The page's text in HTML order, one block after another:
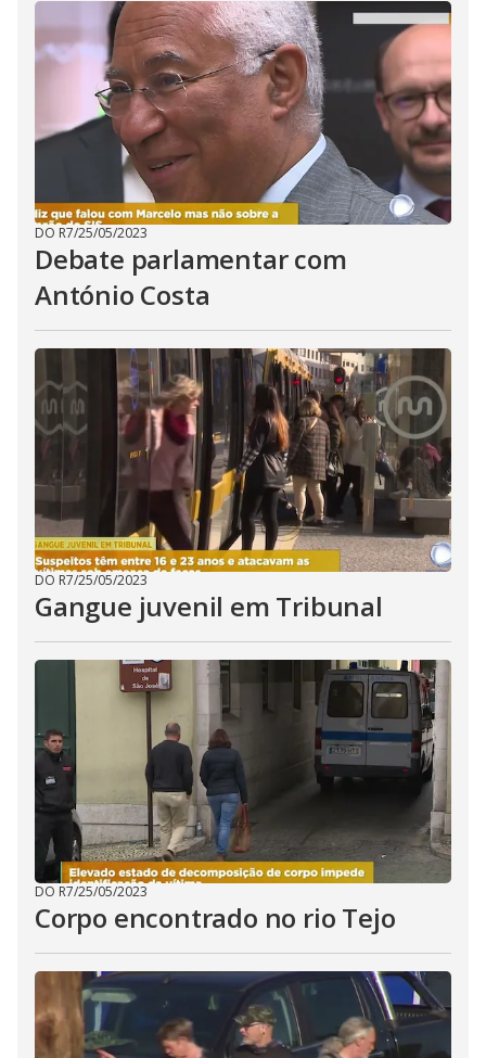
DO R7/25/05/2023
Debate parlamentar com
António Costa
DO R7/25/05/2023
Gangue juvenil em Tribunal
DO R7/25/05/2023
Corpo encontrado no rio Tejo